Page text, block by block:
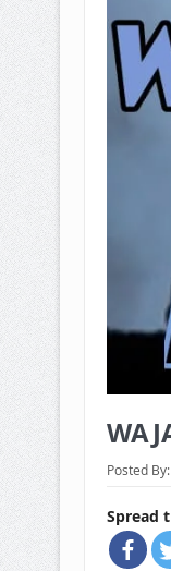
Posted By:
Spread